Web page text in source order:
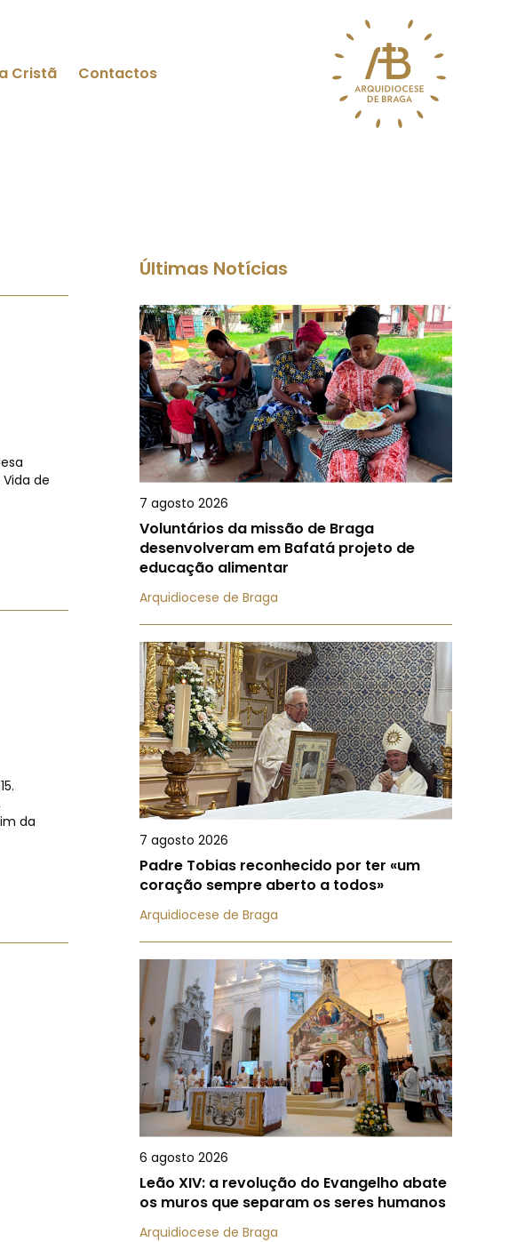
Cristã Contactos
de
da
Últimas Notícias
7 agosto 2026
Voluntários da missão de Braga
desenvolveram em Bafatá projeto de
educação alimentar
Arquidiocese de Braga
7 agosto 2026
Padre Tobias reconhecido por ter «um
coração sempre aberto a todos»
Arquidiocese de Braga
6 agosto 2026
Leão XIV: a revolução do Evangelho abate
os muros que separam os seres humanos
Arquidiocese de Braga